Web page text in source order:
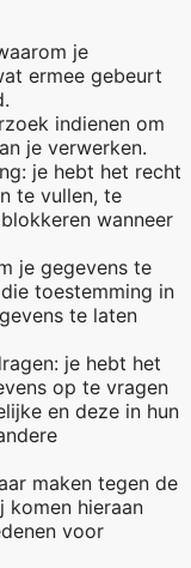
je
ermee gebeurt
indienen om
je verwerken.
je hebt het recht
te vullen, te
wanneer
je gegevens te
toestemming in
te laten
je hebt het
op te vragen
en deze in hun
maken tegen de
komen hieraan
voor